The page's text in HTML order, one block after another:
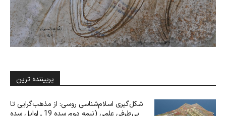
پربیننده ترین
شکل‌گیری اسلام‌شناسی روسی: از مذهب‌گرایی تا
بی‌‌‌طرفی علمی (نیمه دوم سده 19 ـ اوایل سده